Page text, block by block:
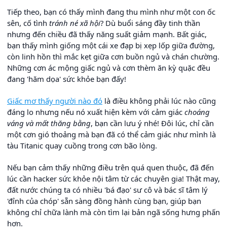
Tiếp theo, bạn có thấy mình đang thu mình như một con ốc
sên, cố tình tránh né xã hội? Dù buổi sáng đầy tinh thần
nhưng đến chiều đã thấy năng suất giảm mạnh. Bất giác,
bạn thấy mình giống một cái xe đạp bị xẹp lốp giữa đường,
còn linh hồn thì mắc kẹt giữa cơn buồn ngủ và chán chường.
Những cơn ác mộng giấc ngủ và cơn thèm ăn kỳ quặc đều
đang 'hăm dọa' sức khỏe bạn đấy!
Giấc mơ thấy người nào đó là điều không phải lúc nào cũng
đáng lo nhưng nếu nó xuất hiện kèm với cảm giác choáng
váng và mất thăng bằng, bạn cần lưu ý nhé! Đôi lúc, chỉ cần
một cơn gió thoảng mà bạn đã có thể cảm giác như mình là
tàu Titanic quay cuồng trong cơn bão lòng.
Nếu bạn cảm thấy những điều trên quá quen thuộc, đã đến
lúc cần hacker sức khỏe nội tâm từ các chuyên gia! Thật may,
đất nước chúng ta có nhiều 'bá đạo' sư cô và bác sĩ tâm lý
'đỉnh của chóp' sẵn sàng đồng hành cùng bạn, giúp bạn
không chỉ chữa lành mà còn tìm lại bản ngã sống hưng phấn
hơn.